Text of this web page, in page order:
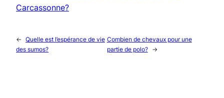
Carcassonne?
← Quelle est l’espérance de vie
des sumos?
Combien de chevaux pour une
partie de polo?
→